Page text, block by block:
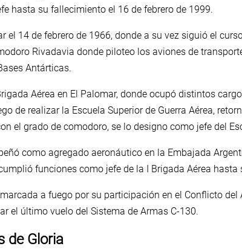
hasta su fallecimiento el 16 de febrero de 1999.
el 14 de febrero de 1966, donde a su vez siguió el
Rivadavia donde piloteo los aviones de
Antárticas.
Aérea en El Palomar, donde ocupó distintos
de realizar la Escuela Superior de Guerra Aérea,
el grado de comodoro, se lo designo como jefe del
como agregado aeronáutico en la Embajada
funciones como jefe de la I Brigada Aérea hasta
a fuego por su participación en el Conflicto del
el último vuelo del Sistema de Armas C-130.
de Gloria